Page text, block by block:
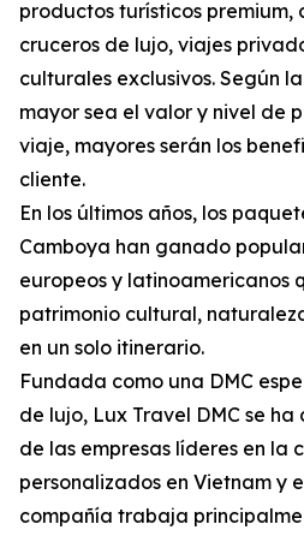
productos turísticos premium,
cruceros de lujo, viajes
culturales exclusivos. Según
mayor sea el valor y nivel de
viaje, mayores serán los
cliente.
En los últimos años, los
Camboya han ganado
europeos y latinoamericanos
patrimonio cultural,
en un solo itinerario.
Fundada como una DMC
de lujo, Lux Travel DMC se
de las empresas líderes en la
personalizados en Vietnam y
compañía trabaja